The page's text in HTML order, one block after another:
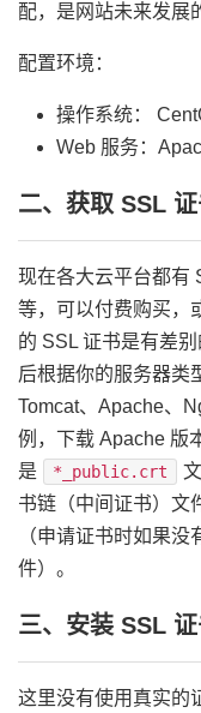
配，是网站未来发展
配置环境：
操作系统：
Web 服务：
二、获取 SSL
现在各大云平台都有
等，可以付费购买，
的 SSL 证书是有差
后根据你的服务器类
Tomcat、Apache、
例，下载 Apache 版
是
*_public.crt
书链（中间证书）文
（申请证书时如果
件）。
三、安装 SSL
这里没有使用真实的